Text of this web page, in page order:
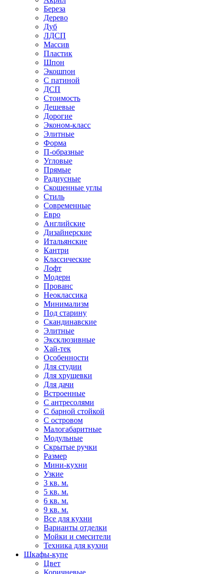
Береза
Дерево
Дуб
ЛДСП
Массив
Пластик
Шпон
Экошпон
С патиной
ДСП
Стоимость
Дешевые
Дорогие
Эконом-класс
Элитные
Форма
П-образные
Угловые
Прямые
Радиусные
Скошенные углы
Стиль
Современные
Евро
Английские
Дизайнерские
Итальянские
Кантри
Классические
Лофт
Модерн
Прованс
Неоклассика
Минимализм
Под старину
Скандинавские
Элитные
Эксклюзивные
Хай-тек
Особенности
Для студии
Для хрущевки
Для дачи
Встроенные
С антресолями
С барной стойкой
С островом
Малогабаритные
Модульные
Скрытые ручки
Размер
Мини-кухни
Узкие
3 кв. м.
5 кв. м.
6 кв. м.
9 кв. м.
Все для кухни
Варианты отделки
Мойки и смесители
Техника для кухни
Шкафы-купе
Цвет
Коричневые